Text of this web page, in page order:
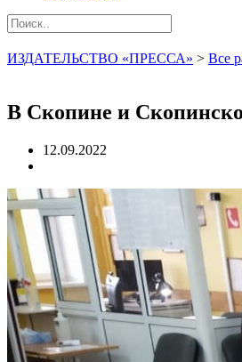
ИЗДАТЕЛЬСТВО «ПРЕССА» > Все
В Скопине и
12.09.2022